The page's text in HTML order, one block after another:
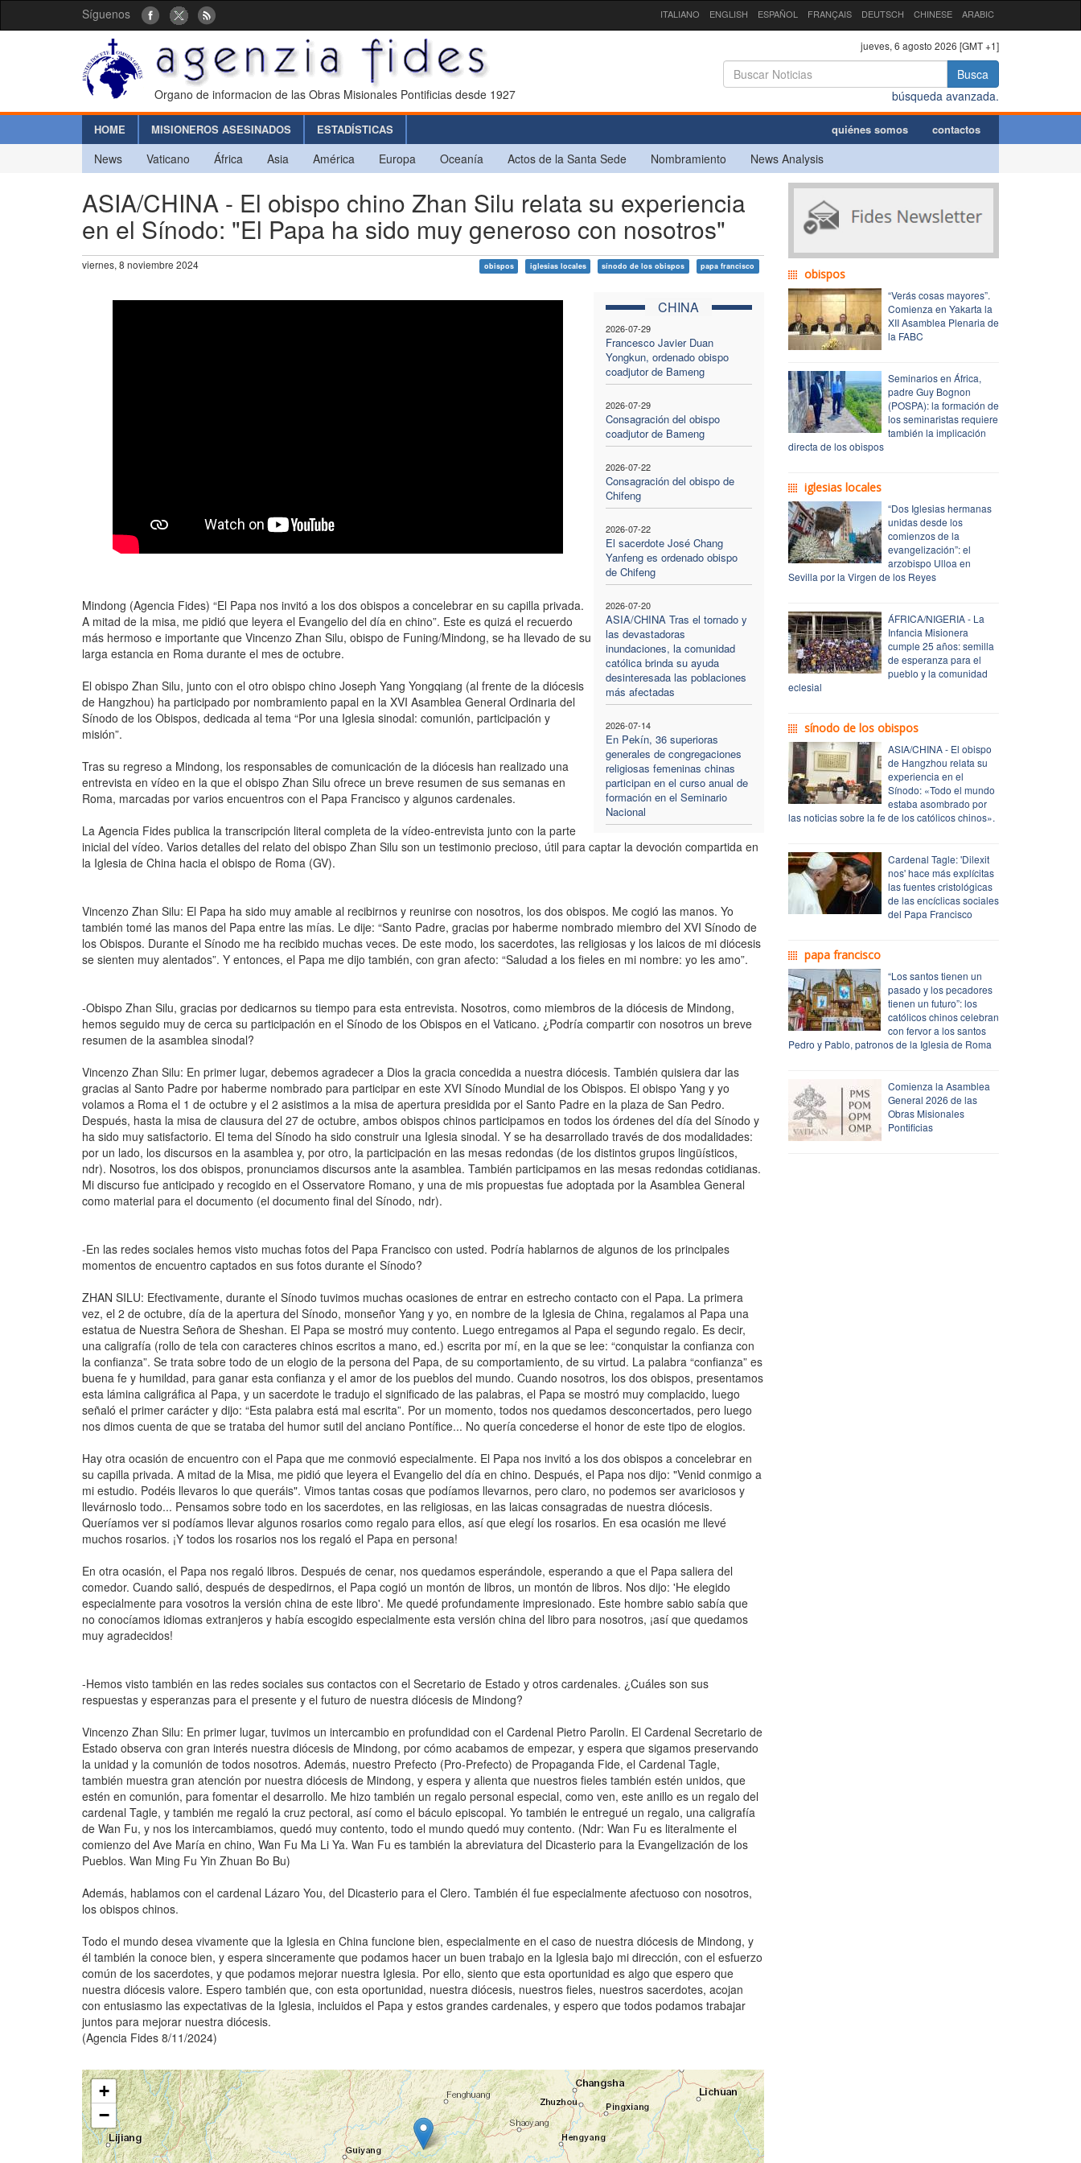
Síguenos ITALIANO ENGLISH ESPAÑOL FRANÇAIS DEUTSCH CHINESE ARABIC
Organo de informacion de las Obras Misionales Pontificias desde 1927
jueves, 6 agosto 2026 [GMT +1]
Busca
búsqueda avanzada.
HOME MISIONEROS ASESINADOS ESTADÍSTICAS quiénes somos contactos
News Vaticano África Asia América Europa Oceanía Actos de la Santa Sede Nombramiento News Analysis
ASIA/CHINA - El obispo chino Zhan Silu relata su experiencia
en el Sínodo: "El Papa ha sido muy generoso con nosotros"
viernes, 8 noviembre 2024 obispos iglesias locales sínodo de los obispos papa francisco
CHINA
2026-07-29
Francesco Javier Duan
Yongkun, ordenado obispo
coadjutor de Bameng
2026-07-29
Consagración del obispo
coadjutor de Bameng
2026-07-22
Consagración del obispo de
Chifeng
2026-07-22
El sacerdote José Chang
Yanfeng es ordenado obispo
de Chifeng
2026-07-20
ASIA/CHINA Tras el tornado y
las devastadoras
inundaciones, la comunidad
católica brinda su ayuda
desinteresada las poblaciones
más afectadas
2026-07-14
En Pekín, 36 superioras
generales de congregaciones
religiosas femeninas chinas
participan en el curso anual de
formación en el Seminario
Nacional
Mindong (Agencia Fides) “El Papa nos invitó a los dos obispos a concelebrar en su capilla privada.
A mitad de la misa, me pidió que leyera el Evangelio del día en chino”. Este es quizá el recuerdo
más hermoso e importante que Vincenzo Zhan Silu, obispo de Funing/Mindong, se ha llevado de su
larga estancia en Roma durante el mes de octubre.
El obispo Zhan Silu, junto con el otro obispo chino Joseph Yang Yongqiang (al frente de la diócesis
de Hangzhou) ha participado por nombramiento papal en la XVI Asamblea General Ordinaria del
Sínodo de los Obispos, dedicada al tema “Por una Iglesia sinodal: comunión, participación y
misión”.
Tras su regreso a Mindong, los responsables de comunicación de la diócesis han realizado una
entrevista en vídeo en la que el obispo Zhan Silu ofrece un breve resumen de sus semanas en
Roma, marcadas por varios encuentros con el Papa Francisco y algunos cardenales.
La Agencia Fides publica la transcripción literal completa de la vídeo-entrevista junto con la parte
inicial del vídeo. Varios detalles del relato del obispo Zhan Silu son un testimonio precioso, útil para captar la devoción compartida en
la Iglesia de China hacia el obispo de Roma (GV).
Vincenzo Zhan Silu: El Papa ha sido muy amable al recibirnos y reunirse con nosotros, los dos obispos. Me cogió las manos. Yo
también tomé las manos del Papa entre las mías. Le dije: “Santo Padre, gracias por haberme nombrado miembro del XVI Sínodo de
los Obispos. Durante el Sínodo me ha recibido muchas veces. De este modo, los sacerdotes, las religiosas y los laicos de mi diócesis
se sienten muy alentados”. Y entonces, el Papa me dijo también, con gran afecto: “Saludad a los fieles en mi nombre: yo les amo”.
-Obispo Zhan Silu, gracias por dedicarnos su tiempo para esta entrevista. Nosotros, como miembros de la diócesis de Mindong,
hemos seguido muy de cerca su participación en el Sínodo de los Obispos en el Vaticano. ¿Podría compartir con nosotros un breve
resumen de la asamblea sinodal?
Vincenzo Zhan Silu: En primer lugar, debemos agradecer a Dios la gracia concedida a nuestra diócesis. También quisiera dar las
gracias al Santo Padre por haberme nombrado para participar en este XVI Sínodo Mundial de los Obispos. El obispo Yang y yo
volamos a Roma el 1 de octubre y el 2 asistimos a la misa de apertura presidida por el Santo Padre en la plaza de San Pedro.
Después, hasta la misa de clausura del 27 de octubre, ambos obispos chinos participamos en todos los órdenes del día del Sínodo y
ha sido muy satisfactorio. El tema del Sínodo ha sido construir una Iglesia sinodal. Y se ha desarrollado través de dos modalidades:
por un lado, los discursos en la asamblea y, por otro, la participación en las mesas redondas (de los distintos grupos lingüísticos,
ndr). Nosotros, los dos obispos, pronunciamos discursos ante la asamblea. También participamos en las mesas redondas cotidianas.
Mi discurso fue anticipado y recogido en el Osservatore Romano, y una de mis propuestas fue adoptada por la Asamblea General
como material para el documento (el documento final del Sínodo, ndr).
-En las redes sociales hemos visto muchas fotos del Papa Francisco con usted. Podría hablarnos de algunos de los principales
momentos de encuentro captados en sus fotos durante el Sínodo?
ZHAN SILU: Efectivamente, durante el Sínodo tuvimos muchas ocasiones de entrar en estrecho contacto con el Papa. La primera
vez, el 2 de octubre, día de la apertura del Sínodo, monseñor Yang y yo, en nombre de la Iglesia de China, regalamos al Papa una
estatua de Nuestra Señora de Sheshan. El Papa se mostró muy contento. Luego entregamos al Papa el segundo regalo. Es decir,
una caligrafía (rollo de tela con caracteres chinos escritos a mano, ed.) escrita por mí, en la que se lee: “conquistar la confianza con
la confianza”. Se trata sobre todo de un elogio de la persona del Papa, de su comportamiento, de su virtud. La palabra “confianza” es
buena fe y humildad, para ganar esta confianza y el amor de los pueblos del mundo. Cuando nosotros, los dos obispos, presentamos
esta lámina caligráfica al Papa, y un sacerdote le tradujo el significado de las palabras, el Papa se mostró muy complacido, luego
señaló el primer carácter y dijo: “Esta palabra está mal escrita”. Por un momento, todos nos quedamos desconcertados, pero luego
nos dimos cuenta de que se trataba del humor sutil del anciano Pontífice... No quería concederse el honor de este tipo de elogios.
Hay otra ocasión de encuentro con el Papa que me conmovió especialmente. El Papa nos invitó a los dos obispos a concelebrar en
su capilla privada. A mitad de la Misa, me pidió que leyera el Evangelio del día en chino. Después, el Papa nos dijo: "Venid conmigo a
mi estudio. Podéis llevaros lo que queráis". Vimos tantas cosas que podíamos llevarnos, pero claro, no podemos ser avariciosos y
llevárnoslo todo... Pensamos sobre todo en los sacerdotes, en las religiosas, en las laicas consagradas de nuestra diócesis.
Queríamos ver si podíamos llevar algunos rosarios como regalo para ellos, así que elegí los rosarios. En esa ocasión me llevé
muchos rosarios. ¡Y todos los rosarios nos los regaló el Papa en persona!
En otra ocasión, el Papa nos regaló libros. Después de cenar, nos quedamos esperándole, esperando a que el Papa saliera del
comedor. Cuando salió, después de despedirnos, el Papa cogió un montón de libros, un montón de libros. Nos dijo: 'He elegido
especialmente para vosotros la versión china de este libro'. Me quedé profundamente impresionado. Este hombre sabio sabía que
no conocíamos idiomas extranjeros y había escogido especialmente esta versión china del libro para nosotros, ¡así que quedamos
muy agradecidos!
-Hemos visto también en las redes sociales sus contactos con el Secretario de Estado y otros cardenales. ¿Cuáles son sus
respuestas y esperanzas para el presente y el futuro de nuestra diócesis de Mindong?
Vincenzo Zhan Silu: En primer lugar, tuvimos un intercambio en profundidad con el Cardenal Pietro Parolin. El Cardenal Secretario de
Estado observa con gran interés nuestra diócesis de Mindong, por cómo acabamos de empezar, y espera que sigamos preservando
la unidad y la comunión de todos nosotros. Además, nuestro Prefecto (Pro-Prefecto) de Propaganda Fide, el Cardenal Tagle,
también muestra gran atención por nuestra diócesis de Mindong, y espera y alienta que nuestros fieles también estén unidos, que
estén en comunión, para fomentar el desarrollo. Me hizo también un regalo personal especial, como ven, este anillo es un regalo del
cardenal Tagle, y también me regaló la cruz pectoral, así como el báculo episcopal. Yo también le entregué un regalo, una caligrafía
de Wan Fu, y nos los intercambiamos, quedó muy contento, todo el mundo quedó muy contento. (Ndr: Wan Fu es literalmente el
comienzo del Ave María en chino, Wan Fu Ma Li Ya. Wan Fu es también la abreviatura del Dicasterio para la Evangelización de los
Pueblos. Wan Ming Fu Yin Zhuan Bo Bu)
Además, hablamos con el cardenal Lázaro You, del Dicasterio para el Clero. También él fue especialmente afectuoso con nosotros,
los obispos chinos.
Todo el mundo desea vivamente que la Iglesia en China funcione bien, especialmente en el caso de nuestra diócesis de Mindong, y
él también la conoce bien, y espera sinceramente que podamos hacer un buen trabajo en la Iglesia bajo mi dirección, con el esfuerzo
común de los sacerdotes, y que podamos mejorar nuestra Iglesia. Por ello, siento que esta oportunidad es algo que espero que
nuestra diócesis valore. Espero también que, con esta oportunidad, nuestra diócesis, nuestros fieles, nuestros sacerdotes, acojan
con entusiasmo las expectativas de la Iglesia, incluidos el Papa y estos grandes cardenales, y espero que todos podamos trabajar
juntos para mejorar nuestra diócesis.
(Agencia Fides 8/11/2024)
+
−
obispos
“Verás cosas mayores”.
Comienza en Yakarta la
XII Asamblea Plenaria de
la FABC
Seminarios en África,
padre Guy Bognon
(POSPA): la formación de
los seminaristas requiere
también la implicación
directa de los obispos
iglesias locales
“Dos Iglesias hermanas
unidas desde los
comienzos de la
evangelización”: el
arzobispo Ulloa en
Sevilla por la Virgen de los Reyes
ÁFRICA/NIGERIA - La
Infancia Misionera
cumple 25 años: semilla
de esperanza para el
pueblo y la comunidad
eclesial
sínodo de los obispos
ASIA/CHINA - El obispo
de Hangzhou relata su
experiencia en el
Sínodo: «Todo el mundo
estaba asombrado por
las noticias sobre la fe de los católicos chinos».
Cardenal Tagle: 'Dilexit
nos' hace más explícitas
las fuentes cristológicas
de las encíclicas sociales
del Papa Francisco
papa francisco
“Los santos tienen un
pasado y los pecadores
tienen un futuro”: los
católicos chinos celebran
con fervor a los santos
Pedro y Pablo, patronos de la Iglesia de Roma
Comienza la Asamblea
General 2026 de las
Obras Misionales
Pontificias